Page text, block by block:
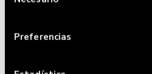
Recopilar información
Preferencias